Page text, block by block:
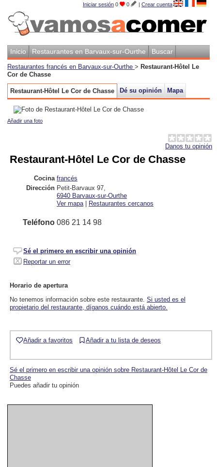
Iniciar sesión 0 0 | Crear cuenta
Inicio Restaurantes en Barvaux-sur-Ourthe Buscar
Restaurantes francés en Barvaux-sur-Ourthe > Restaurant-Hôtel Le
Cor de Chasse
Restaurant-Hôtel Le Cor de Chasse Dé su opinión Mapa
Añadir una foto
Danos tu opinión
Restaurant-Hôtel Le Cor de Chasse
Cocina francés
Dirección Petit-Barvaux 97
6940 Barvaux-sur-Ourthe
Ver mapa | Restaurantes cercanos
Teléfono 086 21 14 98
Sé el primero en escribir una opinión
Reportar un error
Horario de apertura
No tenemos información sobre este restaurante. Si usted es el
propietario del restaurante, díganos cuándo está abierto.
Añadir a favoritos Añadir a tu lista de deseos
Sé el primero en escribir una opinión sobre Restaurant-Hôtel Le Cor de
Chasse
Puedes añadir tu opinión